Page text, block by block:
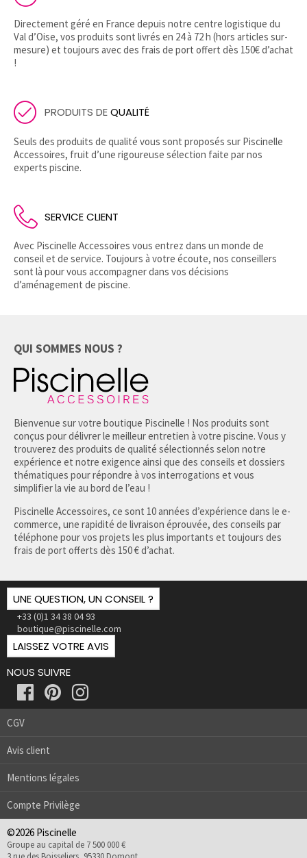
Directement géré en France depuis notre centre logistique du
Val d’Oise, vos produits sont livrés en 24 à 72 h (hors articles sur-
mesure) et toujours avec des frais de port offert dès 150€ d’achat
!
PRODUITS DEQUALITÉ
Seuls des produits de qualité vous sont proposés sur Piscinelle
Accessoires, fruit d’une rigoureuse sélection faite par nos
experts piscine.
SERVICE CLIENT
Avec Piscinelle Accessoires vous entrez dans un monde de
conseil et de service. Toujours à votre écoute, nos conseillers
sont là pour vous accompagner dans vos décisions
d’aménagement de piscine.
QUI SOMMES NOUS ?
Bienvenue sur votre boutique Piscinelle ! Nos produits sont
conçus pour délivrer le meilleur entretien à votre piscine. Vous y
trouverez des produits de qualité sélectionnés selon notre
expérience et notre exigence ainsi que des conseils et dossiers
thématiques pour répondre à vos interrogations et vous
simplifier la vie au bord de l’eau !
Piscinelle Accessoires, ce sont 10 années d’expérience dans le e-
commerce, une rapidité de livraison éprouvée, des conseils par
téléphone pour vos projets les plus importants et toujours des
frais de port offerts dès 150 € d’achat.
UNE QUESTION, UN CONSEIL ?
+33 (0)1 34 38 04 93
boutique@piscinelle.com
LAISSEZ VOTRE AVIS
NOUS SUIVRE
CGV
Avis client
Mentions légales
Compte Privilège
©2026 Piscinelle
Groupe au capital de 7 500 000 €